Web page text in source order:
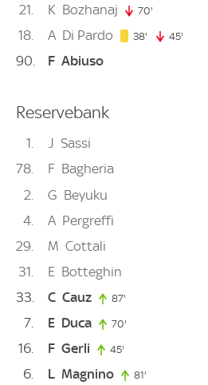
21
K Bozhanaj 70'
18 A Di Pardo 38' 38. minute
45'
90 F Abiuso
Reservebank
1 J Sassi
78
F Bagheria
2
G Beyuku
4
A Pergreffi
29
M Cottali
31
E Botteghin
33
C Cauz 87'
7 E Duca 70'
16 F Gerli 45'
6 L Magnino 81'